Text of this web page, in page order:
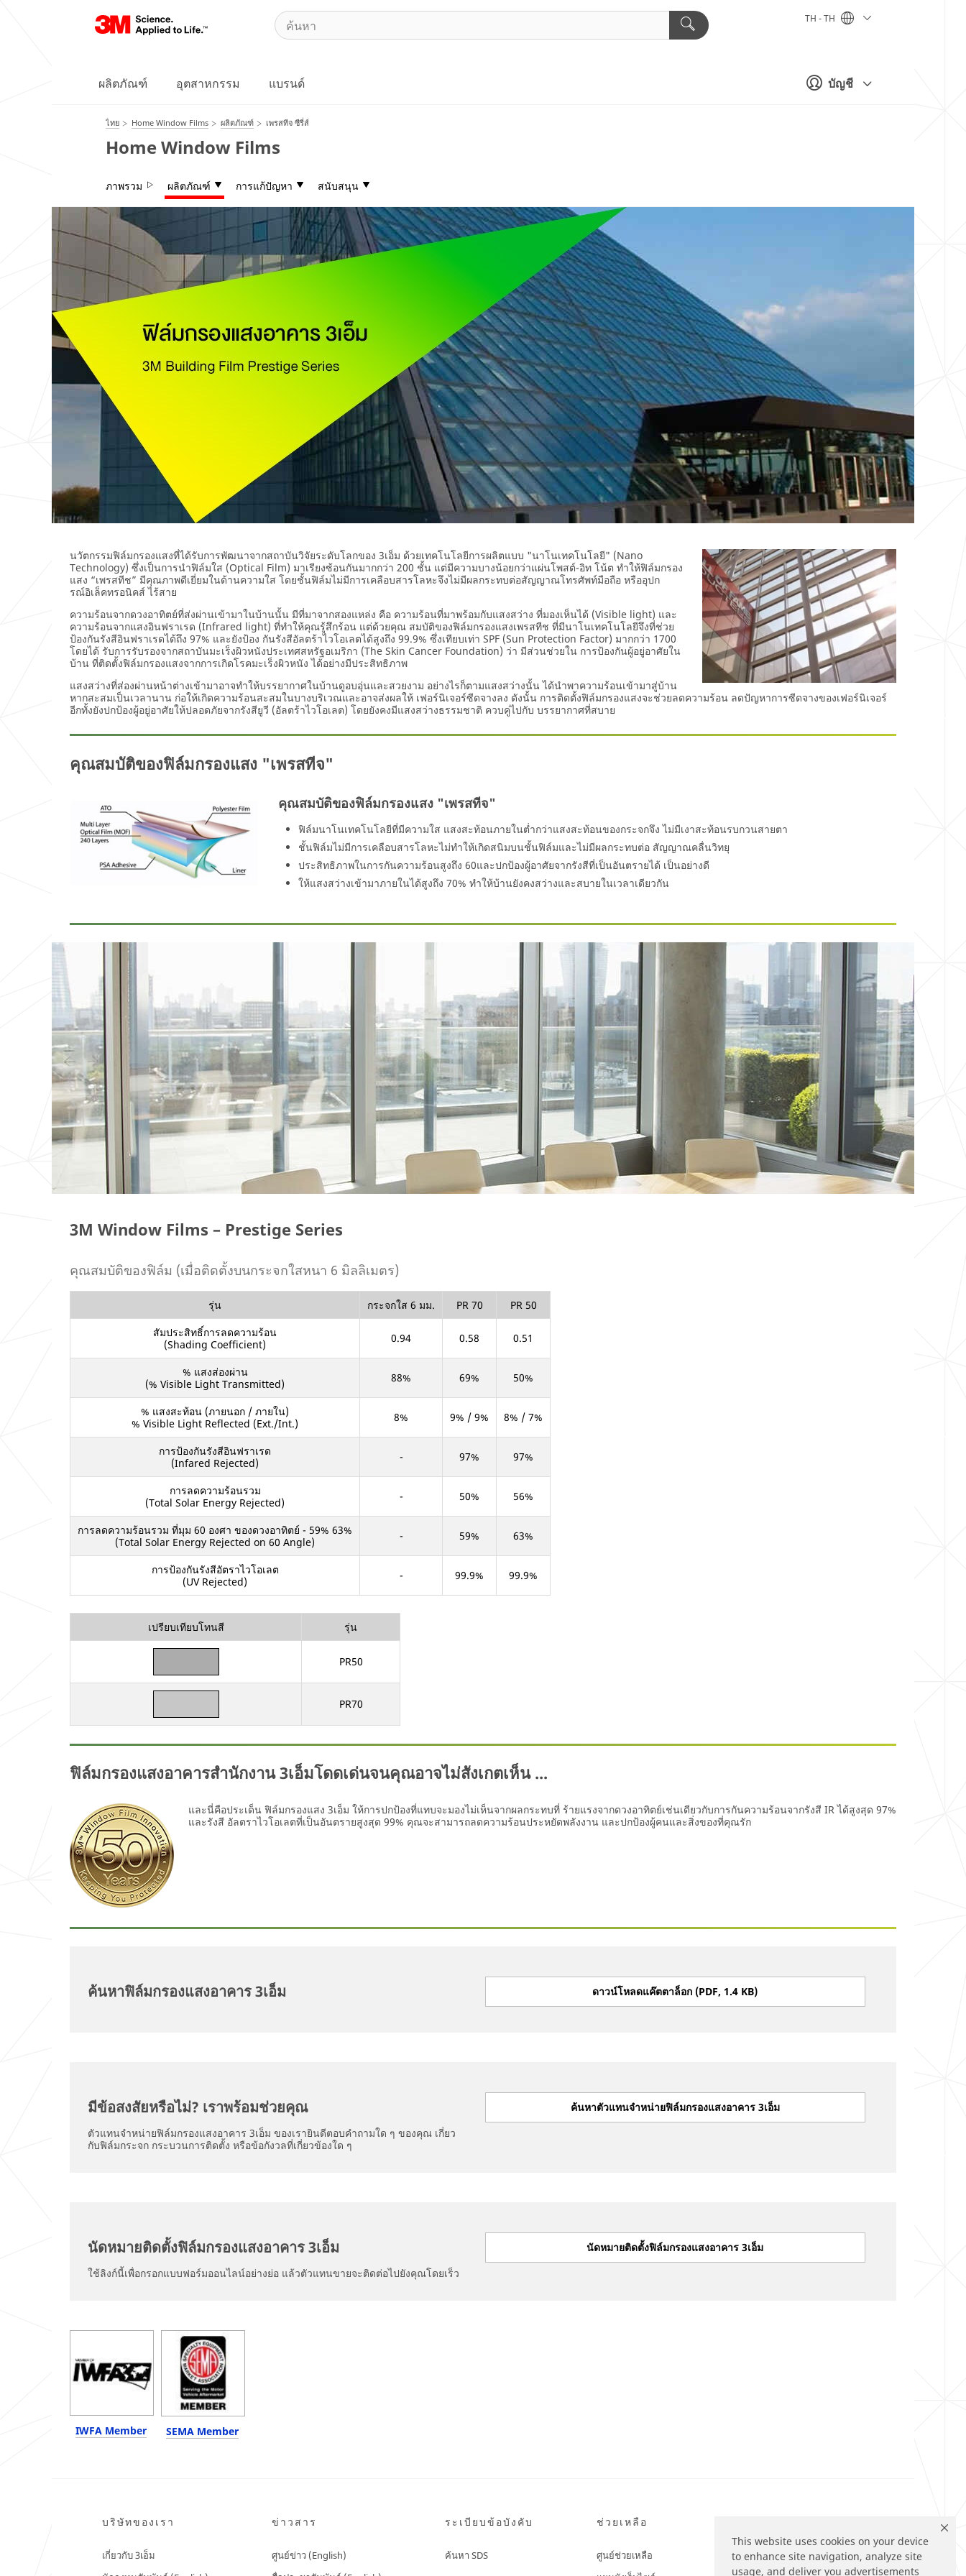
This website uses cookies on your device
to enhance site navigation, analyze site
usage, and deliver you advertisements
บัญชี
TH - TH
ผลิตภัณฑ์ อุตสาหกรรม แบรนด์
ไทย Home Window Films ผลิตภัณฑ์ เพรสทีจ ซีรี่ส์
Home Window Films
ภาพรวม ผลิตภัณฑ์ การแก้ปัญหา สนับสนุน
นวัตกรรมฟิล์มกรองแสงที่ได้รับการพัฒนาจากสถาบันวิจัยระดับโลกของ 3เอ็ม ด้วยเทคโนโลยีการผลิตแบบ "นาโนเทคโนโลยี" (Nano
Technology) ซึ่งเป็นการนำฟิล์มใส (Optical Film) มาเรียงซ้อนกันมากกว่า 200 ชั้น แต่มีความบางน้อยกว่าแผ่นโพสต์-อิท โน้ต ทำให้ฟิล์มกรอง
แสง “เพรสทีช” มีคุณภาพดีเยี่ยมในด้านความใส โดยชั้นฟิล์มไม่มีการเคลือบสารโลหะจึงไม่มีผลกระทบต่อสัญญาณโทรศัพท์มือถือ หรืออุปก
รณ์อิเล็คทรอนิคส์ ไร้สาย
ความร้อนจากดวงอาทิตย์ที่ส่งผ่านเข้ามาในบ้านนั้น มีที่มาจากสองแหล่ง คือ ความร้อนที่มาพร้อมกับแสงสว่าง ที่มองเห็นได้ (Visible light) และ
ความร้อนจากแสงอินฟราเรด (Infrared light) ที่ทำให้คุณรู้สึกร้อน แต่ด้วยคุณ สมบัติของฟิล์มกรองแสงเพรสทีช ที่มีนาโนเทคโนโลยีจึงที่ช่วย
ป้องกันรังสีอินฟราเรดได้ถึง 97% และยังป้อง กันรังสีอัลตร้าไวโอเลตได้สูงถึง 99.9% ซึ่งเทียบเท่า SPF (Sun Protection Factor) มากกว่า 1700
โดยได้ รับการรับรองจากสถาบันมะเร็งผิวหนังประเทศสหรัฐอเมริกา (The Skin Cancer Foundation) ว่า มีส่วนช่วยใน การป้องกันผู้อยู่อาศัยใน
บ้าน ที่ติดตั้งฟิล์มกรองแสงจากการเกิดโรคมะเร็งผิวหนัง ได้อย่างมีประสิทธิภาพ
แสงสว่างที่ส่องผ่านหน้าต่างเข้ามาอาจทำให้บรรยากาศในบ้านดูอบอุ่นและสวยงาม อย่างไรก็ตามแสงสว่างนั้น ได้นำพาความร้อนเข้ามาสู่บ้าน
หากสะสมเป็นเวลานาน ก่อให้เกิดความร้อนสะสมในบางบริเวณและอาจส่งผลให้ เฟอร์นิเจอร์ซีดจางลง ดังนั้น การติดตั้งฟิล์มกรองแสงจะช่วยลดความร้อน ลดปัญหาการซีดจางของเฟอร์นิเจอร์
อีกทั้งยังปกป้องผู้อยู่อาศัยให้ปลอดภัยจากรังสียูวี (อัลตร้าไวโอเลต) โดยยังคงมีแสงสว่างธรรมชาติ ควบคู่ไปกับ บรรยากาศที่สบาย
คุณสมบัติของฟิล์มกรองแสง "เพรสทีจ"
คุณสมบัติของฟิล์มกรองแสง "เพรสทีจ"
ฟิล์มนาโนเทคโนโลยีที่มีความใส แสงสะท้อนภายในต่ำกว่าแสงสะท้อนของกระจกจึง ไม่มีเงาสะท้อนรบกวนสายตา
ชั้นฟิล์มไม่มีการเคลือบสารโลหะไม่ทำให้เกิดสนิมบนชั้นฟิล์มและไม่มีผลกระทบต่อ สัญญาณคลื่นวิทยุ
ประสิทธิภาพในการกันความร้อนสูงถึง 60และปกป้องผู้อาศัยจากรังสีที่เป็นอันตรายได้ เป็นอย่างดี
ให้แสงสว่างเข้ามาภายในได้สูงถึง 70% ทำให้บ้านยังคงสว่างและสบายในเวลาเดียวกัน
3M Window Films – Prestige Series
คุณสมบัติของฟิล์ม (เมื่อติดตั้งบนกระจกใสหนา 6 มิลลิเมตร)
รุ่น กระจกใส 6 มม. PR 70
PR 50
สัมประสิทธิ์การลดความร้อน
(Shading Coefficient)
0.94 0.58 0.51
% แสงส่องผ่าน
(% Visible Light Transmitted)
88% 69% 50%
% แสงสะท้อน (ภายนอก / ภายใน)
% Visible Light Reflected (Ext./Int.)
8% 9% / 9% 8% / 7%
การป้องกันรังสีอินฟราเรด
(Infared Rejected)
- 97% 97%
การลดความร้อนรวม
(Total Solar Energy Rejected)
- 50% 56%
การลดความร้อนรวม ที่มุม 60 องศา ของดวงอาทิตย์ - 59% 63%
(Total Solar Energy Rejected on 60 Angle)
- 59% 63%
การป้องกันรังสีอัตราไวโอเลต
(UV Rejected)
- 99.9% 99.9%
เปรียบเทียบโทนสี รุ่น
PR50
PR70
ฟิล์มกรองแสงอาคารสำนักงาน 3เอ็มโดดเด่นจนคุณอาจไม่สังเกตเห็น ...
และนี่คือประเด็น ฟิล์มกรองแสง 3เอ็ม ให้การปกป้องที่แทบจะมองไม่เห็นจากผลกระทบที่ ร้ายแรงจากดวงอาทิตย์เช่นเดียวกับการกันความร้อนจากรังสี IR ได้สูงสุด 97%
และรังสี อัลตราไวโอเลตที่เป็นอันตรายสูงสุด 99% คุณจะสามารถลดความร้อนประหยัดพลังงาน และปกป้องผู้คนและสิ่งของที่คุณรัก
ค้นหาฟิล์มกรองแสงอาคาร 3เอ็ม ดาวน์โหลดแค๊ตตาล็อก (PDF, 1.4 KB)
มีข้อสงสัยหรือไม่? เราพร้อมช่วยคุณ
ตัวแทนจำหน่ายฟิล์มกรองแสงอาคาร 3เอ็ม ของเรายินดีตอบคำถามใด ๆ ของคุณ เกี่ยว
กับฟิล์มกระจก กระบวนการติดตั้ง หรือข้อกังวลที่เกี่ยวข้องใด ๆ
ค้นหาตัวแทนจำหน่ายฟิล์มกรองแสงอาคาร 3เอ็ม
นัดหมายติดตั้งฟิล์มกรองแสงอาคาร 3เอ็ม
ใช้ลิงก์นี้เพื่อกรอกแบบฟอร์มออนไลน์อย่างย่อ แล้วตัวแทนขายจะติดต่อไปยังคุณโดยเร็ว
นัดหมายติดตั้งฟิล์มกรองแสงอาคาร 3เอ็ม
IWFA Member SEMA Member
บริษัทของเรา
เกี่ยวกับ 3เอ็ม
ข่าวสาร
ศูนย์ข่าว (English)
ระเบียบข้อบังคับ
ค้นหา SDS
ช่วยเหลือ
ศูนย์ช่วยเหลือ